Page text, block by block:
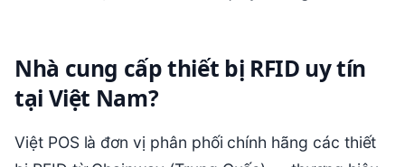
Nhà cung cấp thiết bị RFID uy tín
tại Việt Nam?
Việt POS là đơn vị phân phối chính hãng các thiết